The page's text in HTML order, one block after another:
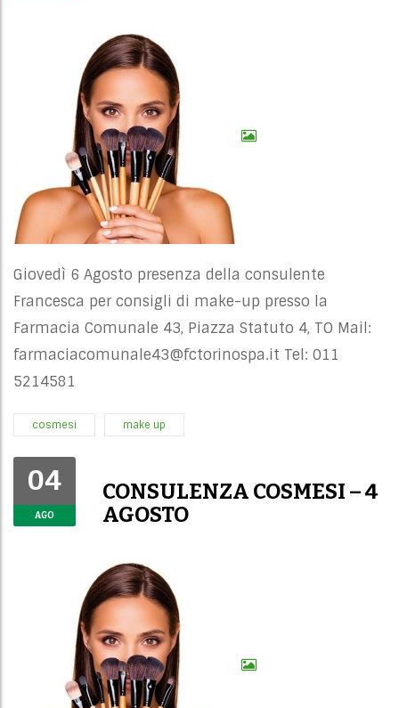
Giovedì 6 Agosto presenza della consulente
Francesca per consigli di make-up presso la
Farmacia Comunale 43, Piazza Statuto 4, TO Mail:
farmaciacomunale43@fctorinospa.it Tel: 011
5214581
cosmesi make up
04
AGO
CONSULENZA COSMESI – 4
AGOSTO